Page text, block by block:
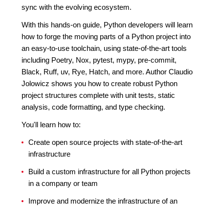
sync with the evolving ecosystem.
With this hands-on guide, Python developers will learn
how to forge the moving parts of a Python project into
an easy-to-use toolchain, using state-of-the-art tools
including Poetry, Nox, pytest, mypy, pre-commit,
Black, Ruff, uv, Rye, Hatch, and more. Author Claudio
Jolowicz shows you how to create robust Python
project structures complete with unit tests, static
analysis, code formatting, and type checking.
You'll learn how to:
Create open source projects with state-of-the-art
infrastructure
Build a custom infrastructure for all Python projects
in a company or team
Improve and modernize the infrastructure of an